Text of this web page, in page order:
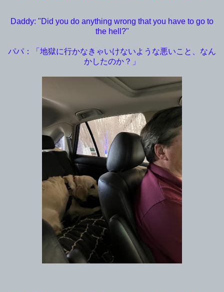
Daddy: "Did you do anything wrong that you have to go to
the hell?"
パパ：「地獄に行かなきゃいけないような悪いこと、なん
かしたのか？」